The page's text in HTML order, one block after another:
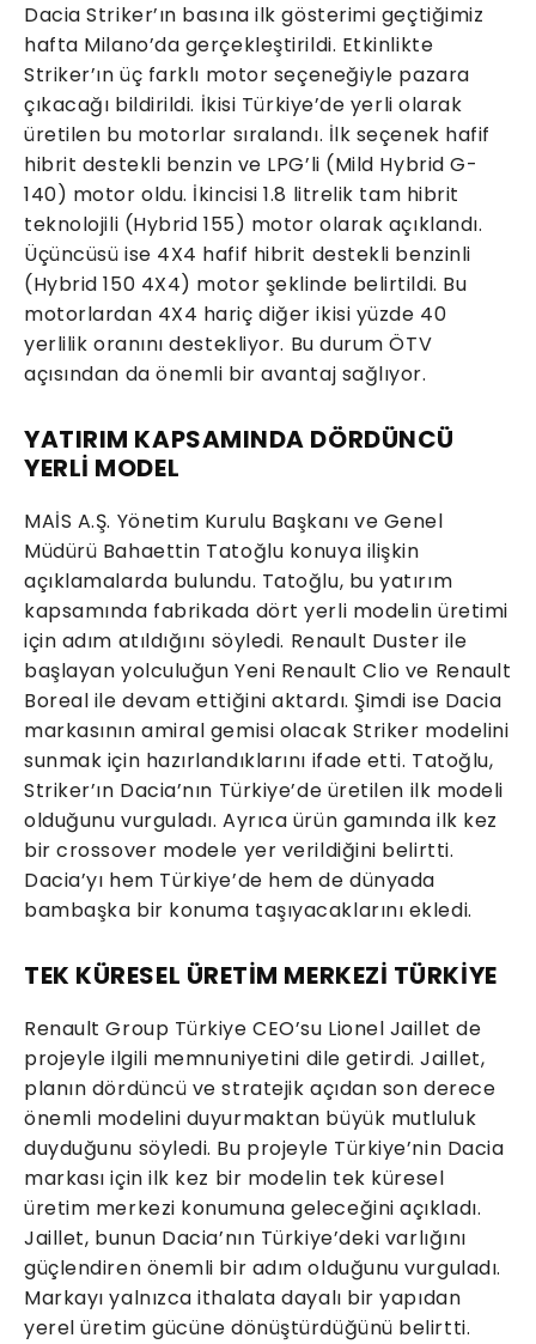
Dacia Striker’ın basına ilk gösterimi geçtiğimiz
hafta Milano’da gerçekleştirildi. Etkinlikte
Striker’ın üç farklı motor seçeneğiyle pazara
çıkacağı bildirildi. İkisi Türkiye’de yerli olarak
üretilen bu motorlar sıralandı. İlk seçenek hafif
hibrit destekli benzin ve LPG’li (Mild Hybrid G-
140) motor oldu. İkincisi 1.8 litrelik tam hibrit
teknolojili (Hybrid 155) motor olarak açıklandı.
Üçüncüsü ise 4X4 hafif hibrit destekli benzinli
(Hybrid 150 4X4) motor şeklinde belirtildi. Bu
motorlardan 4X4 hariç diğer ikisi yüzde 40
yerlilik oranını destekliyor. Bu durum ÖTV
açısından da önemli bir avantaj sağlıyor.
YATIRIM KAPSAMINDA DÖRDÜNCÜ
YERLİ MODEL
MAİS A.Ş. Yönetim Kurulu Başkanı ve Genel
Müdürü Bahaettin Tatoğlu konuya ilişkin
açıklamalarda bulundu. Tatoğlu, bu yatırım
kapsamında fabrikada dört yerli modelin üretimi
için adım atıldığını söyledi. Renault Duster ile
başlayan yolculuğun Yeni Renault Clio ve Renault
Boreal ile devam ettiğini aktardı. Şimdi ise Dacia
markasının amiral gemisi olacak Striker modelini
sunmak için hazırlandıklarını ifade etti. Tatoğlu,
Striker’ın Dacia’nın Türkiye’de üretilen ilk modeli
olduğunu vurguladı. Ayrıca ürün gamında ilk kez
bir crossover modele yer verildiğini belirtti.
Dacia’yı hem Türkiye’de hem de dünyada
bambaşka bir konuma taşıyacaklarını ekledi.
TEK KÜRESEL ÜRETİM MERKEZİ TÜRKİYE
Renault Group Türkiye CEO’su Lionel Jaillet de
projeyle ilgili memnuniyetini dile getirdi. Jaillet,
planın dördüncü ve stratejik açıdan son derece
önemli modelini duyurmaktan büyük mutluluk
duyduğunu söyledi. Bu projeyle Türkiye’nin Dacia
markası için ilk kez bir modelin tek küresel
üretim merkezi konumuna geleceğini açıkladı.
Jaillet, bunun Dacia’nın Türkiye’deki varlığını
güçlendiren önemli bir adım olduğunu vurguladı.
Markayı yalnızca ithalata dayalı bir yapıdan
yerel üretim gücüne dönüştürdüğünü belirtti.